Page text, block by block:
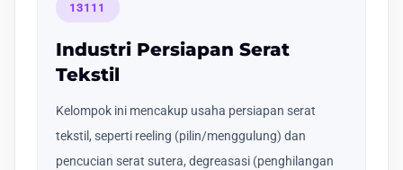
13111
Industri Persiapan Serat
Tekstil
Kelompok ini mencakup usaha persiapan serat
tekstil, seperti reeling (pilin/menggulung) dan
pencucian serat sutera, degreasasi (penghilangan